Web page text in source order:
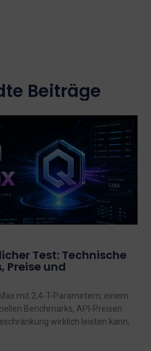
Beiträge
Test: Technische
Preise und
mit 2,4-T-Parametern, einem
Benchmarks, API-Preisen
wirklich leisten kann,